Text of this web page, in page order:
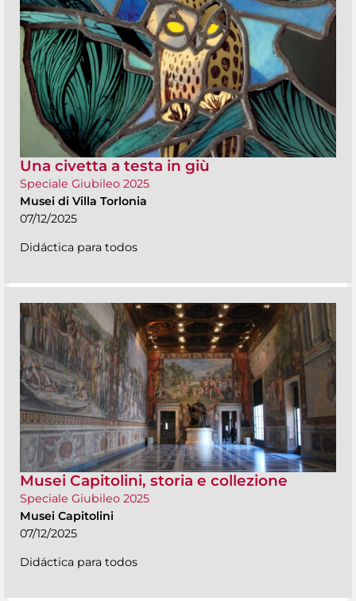
Una civetta a testa in giù
Speciale Giubileo 2025
Musei di Villa Torlonia
07/12/2025
Didáctica para todos
Musei Capitolini, storia e collezione
Speciale Giubileo 2025
Musei Capitolini
07/12/2025
Didáctica para todos